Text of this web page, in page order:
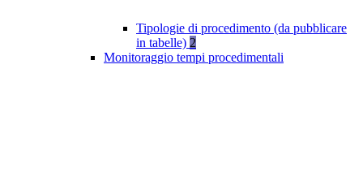
Tipologie di procedimento (da pubblicare
in tabelle) 2
Monitoraggio tempi procedimentali